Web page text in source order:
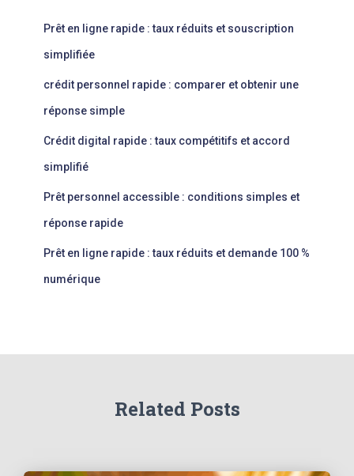
Prêt en ligne rapide : taux réduits et souscription
simplifiée
crédit personnel rapide : comparer et obtenir une
réponse simple
Crédit digital rapide : taux compétitifs et accord
simplifié
Prêt personnel accessible : conditions simples et
réponse rapide
Prêt en ligne rapide : taux réduits et demande 100 %
numérique
Related Posts